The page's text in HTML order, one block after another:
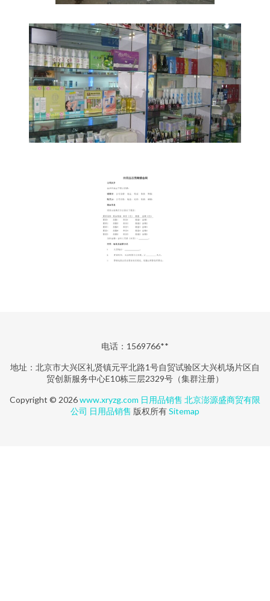
电话：1569766**
地址：北京市大兴区礼贤镇元平北路1号自贸试验区大兴机场片区自
贸创新服务中心E10栋三层2329号（集群注册）
Copyright © 2026www.xryzg.com 日用品销售 北京澎源盛商贸有限
公司 日用品销售 版权所有Sitemap